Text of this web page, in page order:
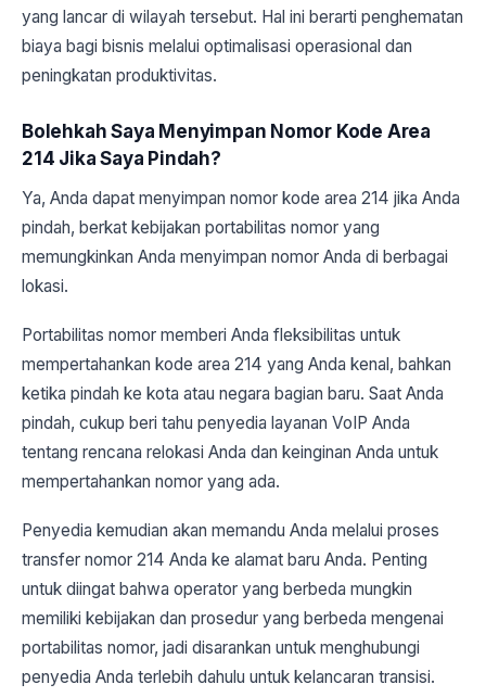
yang lancar di wilayah tersebut. Hal ini berarti penghematan
biaya bagi bisnis melalui optimalisasi operasional dan
peningkatan produktivitas.
Bolehkah Saya Menyimpan Nomor Kode Area
214 Jika Saya Pindah?
Ya, Anda dapat menyimpan nomor kode area 214 jika Anda
pindah, berkat kebijakan portabilitas nomor yang
memungkinkan Anda menyimpan nomor Anda di berbagai
lokasi.
Portabilitas nomor memberi Anda fleksibilitas untuk
mempertahankan kode area 214 yang Anda kenal, bahkan
ketika pindah ke kota atau negara bagian baru. Saat Anda
pindah, cukup beri tahu penyedia layanan VoIP Anda
tentang rencana relokasi Anda dan keinginan Anda untuk
mempertahankan nomor yang ada.
Penyedia kemudian akan memandu Anda melalui proses
transfer nomor 214 Anda ke alamat baru Anda. Penting
untuk diingat bahwa operator yang berbeda mungkin
memiliki kebijakan dan prosedur yang berbeda mengenai
portabilitas nomor, jadi disarankan untuk menghubungi
penyedia Anda terlebih dahulu untuk kelancaran transisi.